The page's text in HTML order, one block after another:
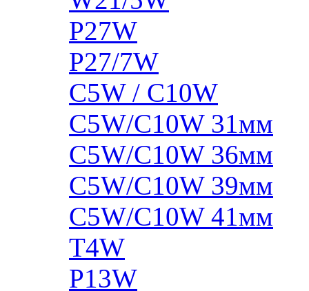
P27W
P27/7W
C5W / C10W
C5W/C10W 31мм
C5W/C10W 36мм
C5W/C10W 39мм
C5W/C10W 41мм
T4W
P13W